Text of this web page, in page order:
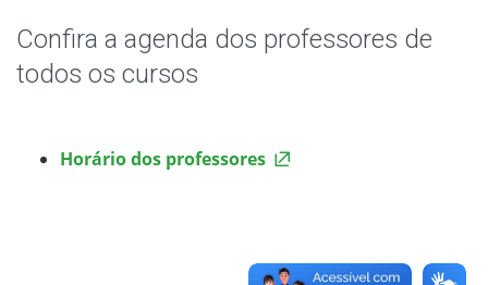
Estágio
Confira a agenda dos professores de
todos os cursos
Horário dos professores